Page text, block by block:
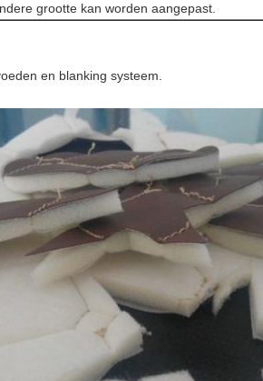
grootte kan worden aangepast.
en blanking systeem.